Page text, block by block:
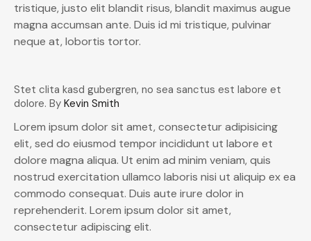
tristique, justo elit blandit risus, blandit maximus augue
magna accumsan ante. Duis id mi tristique, pulvinar
neque at, lobortis tortor.
Stet clita kasd gubergren, no sea sanctus est labore et
dolore. By Kevin Smith
Lorem ipsum dolor sit amet, consectetur adipisicing
elit, sed do eiusmod tempor incididunt ut labore et
dolore magna aliqua. Ut enim ad minim veniam, quis
nostrud exercitation ullamco laboris nisi ut aliquip ex ea
commodo consequat. Duis aute irure dolor in
reprehenderit. Lorem ipsum dolor sit amet,
consectetur adipiscing elit.